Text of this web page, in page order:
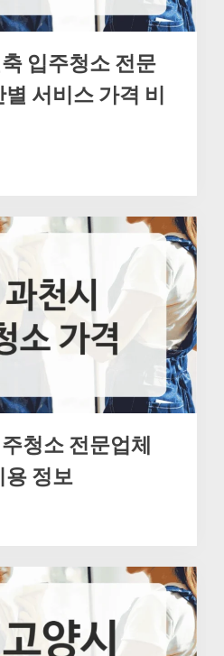
입주청소 전문
서비스 가격 비
청소 전문업체
용 정보